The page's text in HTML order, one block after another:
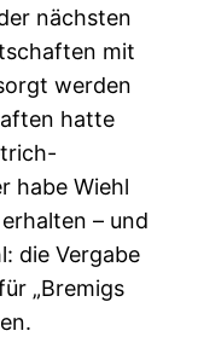
nächsten
mit
werden
hatte
habe Wiehl
– und
die Vergabe
„Bremigs